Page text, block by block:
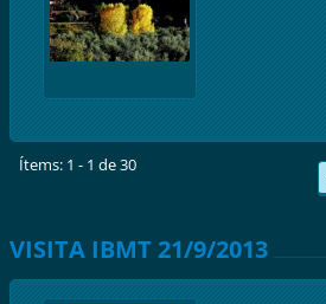
Ítems: 1 - 1 de 30
VISITA IBMT 21/9/2013